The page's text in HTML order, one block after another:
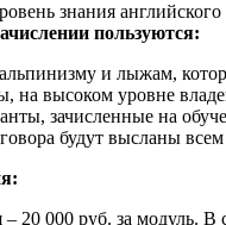
знания
пользуются:
и лыжам,
на высоком уровне
зачисленные на
будут высланы всем
– 20 000 руб. за модуль.